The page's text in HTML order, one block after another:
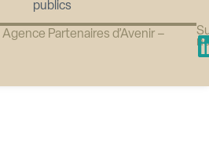
publics
Agence Partenaires d’Avenir –